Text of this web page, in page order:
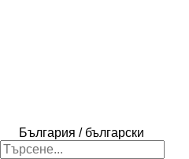
България / български